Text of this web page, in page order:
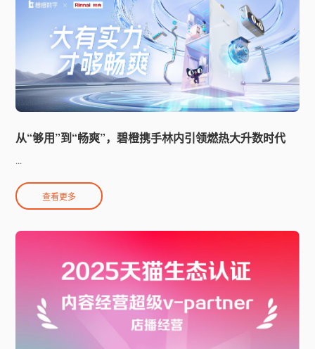
从“够用”到“畅爽”，碧橙携手林内引领燃热大升数时代
...
查看更多